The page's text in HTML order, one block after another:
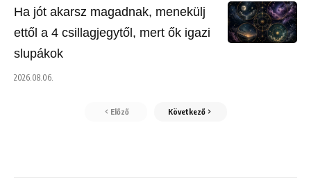
Ha jót akarsz magadnak, menekülj
ettől a 4 csillagjegytől, mert ők igazi
slupákok
2026.08.06.
Előző Következő